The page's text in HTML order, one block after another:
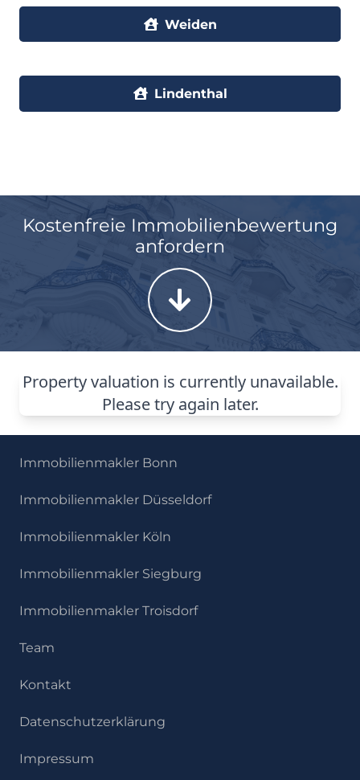
Weiden
Lindenthal
Kostenfreie Immobilienbewertung
anfordern
Immobilienmakler Bonn
Immobilienmakler Düsseldorf
Immobilienmakler Köln
Immobilienmakler Siegburg
Immobilienmakler Troisdorf
Team
Kontakt
Datenschutzerklärung
Impressum